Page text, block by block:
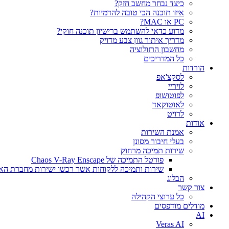
כיצד נבחר מחשב חזק?
איזו תוכנה הכי טובה להדמיות?‎‎
PC או MAC?
מדוע כדאי להשתמש ברישיון תוכנה חוקי?
מדריך איתור גוון צבע מדויק
מחשבון הרזולוציה
כל המדריכים
הורדות
לסקצ'אפ
לויריי
לפוטושופ
לאוטוקאד
לרויט
אודות
אמנת השירות
בעלי חיבור מסונן
שירות תמיכה מרחוק
פורטל התמיכה של Chaos V-Ray Enscape
שירות ותמיכה ללקוחות אשר רכשו ישירות מחברת
הבלוג
צור קשר
כל ערוצי הקהילה
מודלים מודפסים
AI
Veras AI